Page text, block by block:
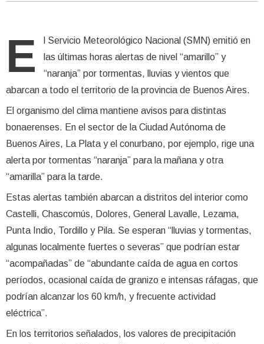
E
l Servicio Meteorológico Nacional (SMN) emitió en
las últimas horas alertas de nivel “amarillo” y
“naranja” por tormentas, lluvias y vientos que
abarcan a todo el territorio de la provincia de Buenos Aires.
El organismo del clima mantiene avisos para distintas
bonaerenses. En el sector de la Ciudad Autónoma de
Buenos Aires, La Plata y el conurbano, por ejemplo, rige una
alerta por tormentas “naranja” para la mañana y otra
“amarilla” para la tarde.
Estas alertas también abarcan a distritos del interior como
Castelli, Chascomús, Dolores, General Lavalle, Lezama,
Punta Indio, Tordillo y Pila. Se esperan “lluvias y tormentas,
algunas localmente fuertes o severas” que podrían estar
“acompañadas” de “abundante caída de agua en cortos
períodos, ocasional caída de granizo e intensas ráfagas, que
podrían alcanzar los 60 km/h, y frecuente actividad
eléctrica”.
En los territorios señalados, los valores de precipitación